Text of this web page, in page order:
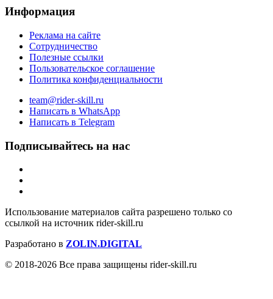
Информация
Реклама на сайте
Сотрудничество
Полезные ссылки
Пользовательское соглашение
Политика конфиденциальности
team@rider-skill.ru
Написать в WhatsApp
Написать в Telegram
Подписывайтесь на нас
Использование материалов сайта разрешено только со
ссылкой на источник rider-skill.ru
Разработано в ZOLIN.DIGITAL
© 2018-2026 Все права защищены rider-skill.ru